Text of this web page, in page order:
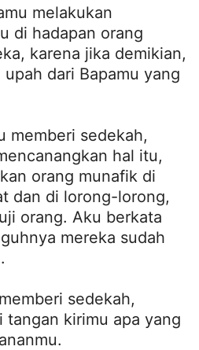
melakukan
di hadapan orang
karena jika demikian,
dari Bapamu yang
memberi sedekah,
hal itu,
orang munafik di
dan di lorong-lorong,
orang. Aku berkata
mereka sudah
sedekah,
tangan kirimu apa yang